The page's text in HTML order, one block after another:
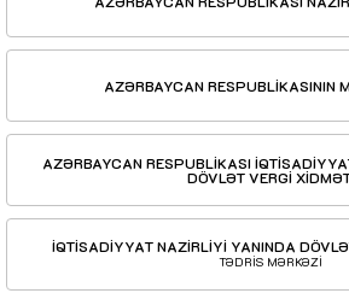
AZƏRBAYCAN RESPUBLİKASININ
AZƏRBAYCAN RESPUBLİKASI
DÖVLƏT VERGİ
İQTİSADİYYAT NAZİRLİYİ YANINDA
TƏDRİS MƏRKƏZİ